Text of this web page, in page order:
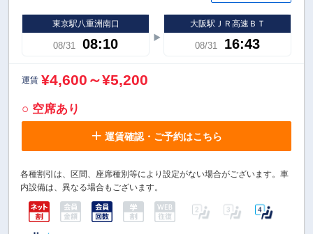
東京駅八重洲南口
08/31 08:10
大阪駅ＪＲ高速ＢＴ
08/31 16:43
運賃 ¥4,600～¥5,200
○ 空席あり
運賃確認・ご予約はこちら
各種割引は、区間、座席種別等により設定がない場合がございます。車
内設備は、異なる場合もございます。